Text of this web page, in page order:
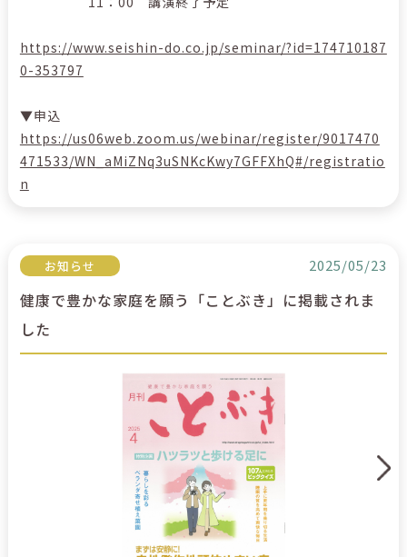
https://www.seishin-do.co.jp/seminar/?id=174710187
0-353797
▼申込
https://us06web.zoom.us/webinar/register/9017470
471533/WN_aMiZNq3uSNKcKwy7GFFXhQ#/registratio
n
お知らせ 2025/05/23
健康で豊かな家庭を願う「ことぶき」に掲載されま
した